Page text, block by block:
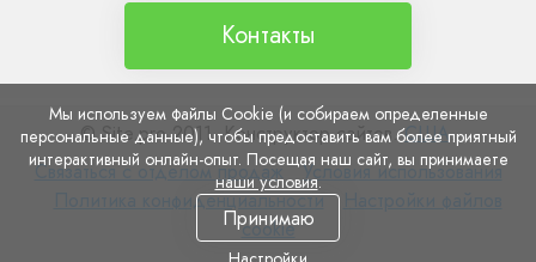
Контакты
© Site.pro 2011. Конструктор сайтов.США.
Связаться
Связаться с отделом продаж
Условия
использования
Условия использования
конфиденциальности
Политика конфиденциальности
cookie
Мы используем файлы Cookie (и собираем определенные
персональные данные), чтобы предоставить вам более приятный
интерактивный онлайн-опыт. Посещая наш сайт, вы принимаете
наши условия.
Принимаю